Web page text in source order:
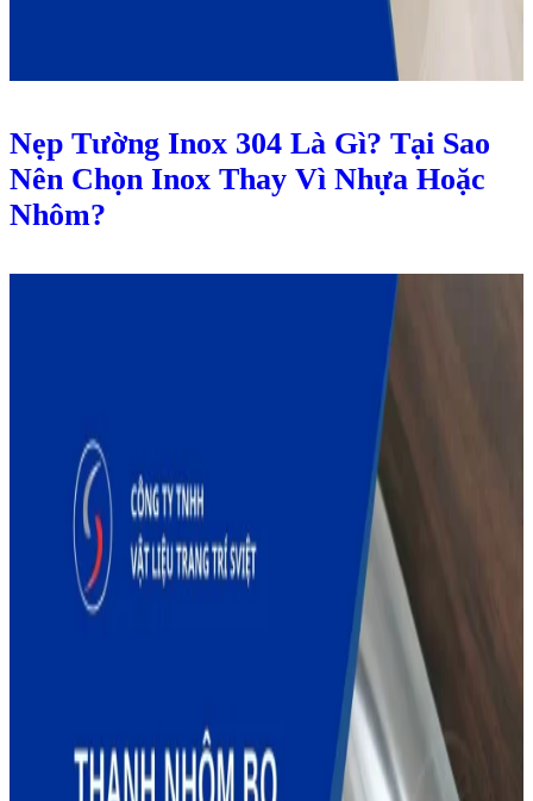
Nẹp Tường Inox 304 Là Gì? Tại Sao
Nên Chọn Inox Thay Vì Nhựa Hoặc
Nhôm?